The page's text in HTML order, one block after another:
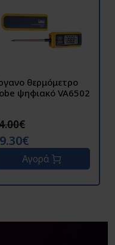
θερμόμετρο
ψηφιακό VA6502
Αγορά